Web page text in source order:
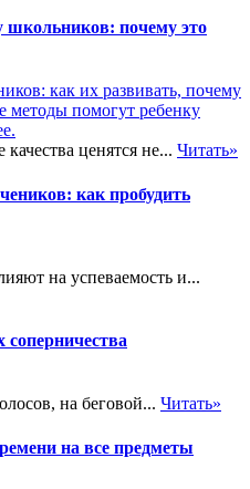
школьников: почему это
ценятся не... Читать»
как пробудить
на успеваемость и...
на беговой... Читать»
на все предметы